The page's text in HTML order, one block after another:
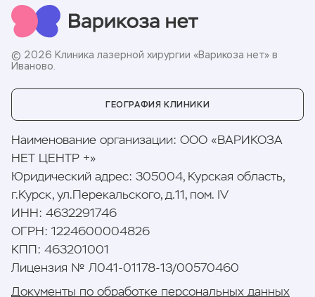
© 2026 Клиника лазерной хирургии «Варикоза нет» в
Иваново.
ГЕОГРАФИЯ КЛИНИКИ
Наименование организации: ООО «ВАРИКОЗА
НЕТ ЦЕНТР +»
Юридический адрес: 305004, Курская область,
г.Курск, ул.Перекальского, д.11, пом. IV
ИНН: 4632291746
ОГРН: 1224600004826
КПП : 463201001
Лицензия № Л041-01178-13/00570460
Документы по обработке персональных данных